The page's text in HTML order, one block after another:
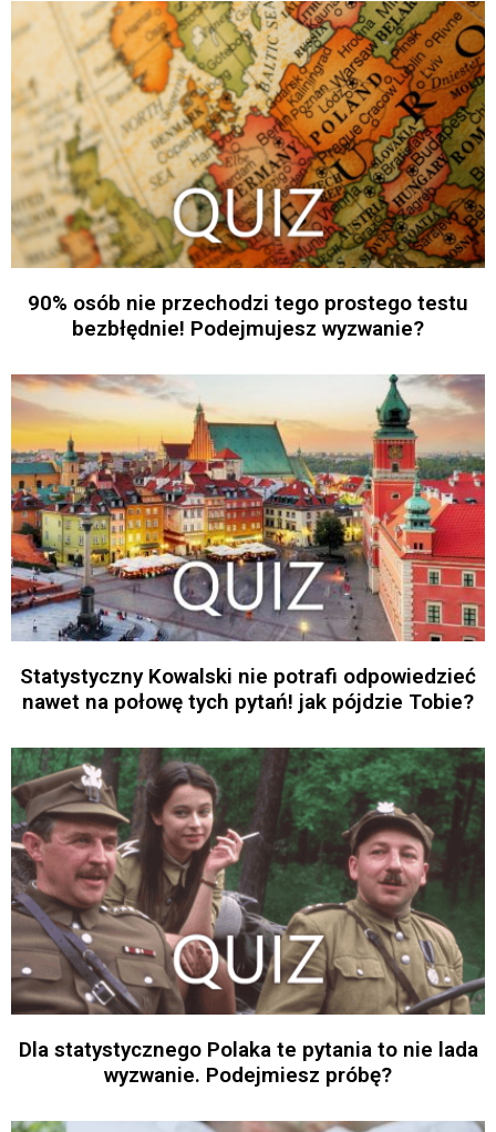
90% osób nie przechodzi tego prostego testu
bezbłędnie! Podejmujesz wyzwanie?
Statystyczny Kowalski nie potrafi odpowiedzieć
nawet na połowę tych pytań! jak pójdzie Tobie?
Dla statystycznego Polaka te pytania to nie lada
wyzwanie. Podejmiesz próbę?